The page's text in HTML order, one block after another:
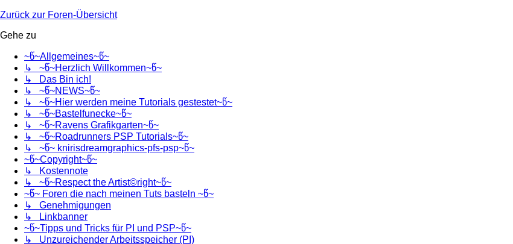
Zurück zur Foren-Übersicht
Gehe zu
~წ~Allgemeines~წ~
↳ ~წ~Herzlich Willkommen~წ~
↳ Das Bin ich!
↳ ~წ~NEWS~წ~
↳ ~წ~Hier werden meine Tutorials gestestet~წ~
↳ ~წ~Bastelfunecke~წ~
↳ ~წ~Ravens Grafikgarten~წ~
↳ ~წ~Roadrunners PSP Tutorials~წ~
↳ ~წ~ knirisdreamgraphics-pfs-psp~წ~
~წ~Copyright~წ~
↳ Kostennote
↳ ~წ~Respect the Artist©right~წ~
~წ~ Foren die nach meinen Tuts basteln ~წ~
↳ Genehmigungen
↳ Linkbanner
~წ~Tipps und Tricks für PI und PSP~წ~
↳ Unzureichender Arbeitsspeicher (PI)